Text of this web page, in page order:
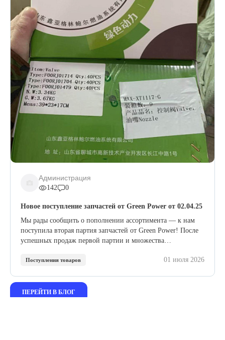
Администрация
142 0
Новое поступление запчастей от Green Power от 02.04.25
Мы рады сообщить о пополнении ассортимента — к нам
поступила вторая партия запчастей от Green Power! После
успешных продаж первой партии и множества
этим проверенным производителем.
Поступления товаров 01 июля 2026
ПЕРЕЙТИ В БЛОГ